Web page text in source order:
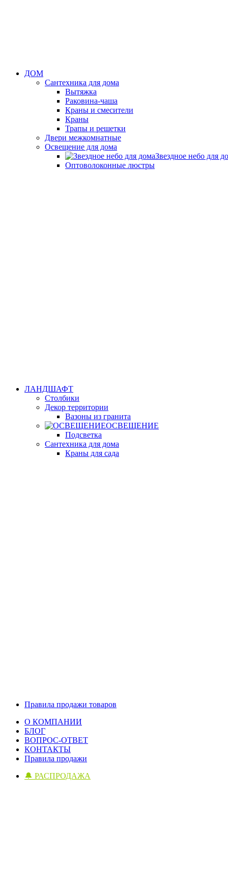
ДОМ
Сантехника для дома
Вытяжка
Раковина-чаша
Краны и смесители
Краны
Трапы и решетки
Двери межкомнатные
Освещение для дома
Звездное небо для
Оптоволоконные люстры
ЛАНДШАФТ
Столбики
Декор территории
Вазоны из гранита
ОСВЕЩЕНИЕ
Подсветка
Сантехника для дома
Краны для сада
Правила продажи товаров
О КОМПАНИИ
БЛОГ
ВОПРОС-ОТВЕТ
КОНТАКТЫ
Правила продажи
🔔 РАСПРОДАЖА